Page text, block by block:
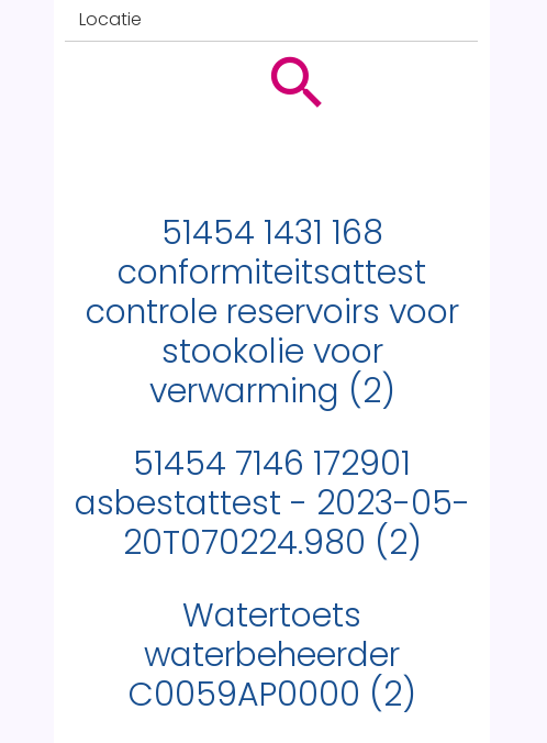
Locatie
51454 1431 168
conformiteitsattest
controle reservoirs voor
stookolie voor
verwarming (2)
51454 7146 172901
asbestattest - 2023-05-
20T070224.980 (2)
Watertoets
waterbeheerder
C0059AP0000 (2)